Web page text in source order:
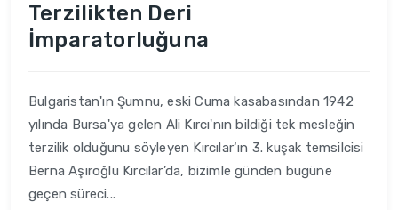
Terzilikten Deri
İmparatorluğuna
Bulgaristan'ın Şumnu, eski Cuma kasabasından 1942
yılında Bursa'ya gelen Ali Kırcı'nın bildiği tek mesleğin
terzilik olduğunu söyleyen Kırcılar‘ın 3. kuşak temsilcisi
Berna Aşıroğlu Kırcılar’da, bizimle günden bugüne
geçen süreci...